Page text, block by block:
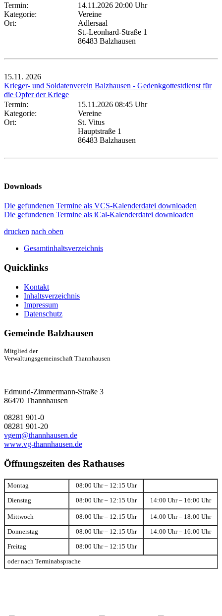
Termin:
14.11.2026 20:00 Uhr
Kategorie:
Vereine
Ort:
Adlersaal
St.-Leonhard-Straße 1
86483 Balzhausen
15.11. 2026
Krieger- und Soldatenverein Balzhausen - Gedenkgottestdienst für
die Opfer der Kriege
Termin:
15.11.2026 08:45 Uhr
Kategorie:
Vereine
Ort:
St. Vitus
Hauptstraße 1
86483 Balzhausen
Downloads
Die gefundenen Termine als VCS-Kalenderdatei downloaden
Die gefundenen Termine als iCal-Kalenderdatei downloaden
drucken nach oben
Gesamtinhaltsverzeichnis
Quicklinks
Kontakt
Inhaltsverzeichnis
Impressum
Datenschutz
Gemeinde Balzhausen
Mitglied der
Verwaltungsgemeinschaft Thannhausen
Edmund-Zimmermann-Straße 3
86470 Thannhausen
08281 901-0
08281 901-20
vgem@thannhausen.de
www.vg-thannhausen.de
Öffnungszeiten des Rathauses
Montag 08:00 Uhr – 12:15 Uhr
Dienstag 08:00 Uhr – 12:15 Uhr 14:00 Uhr – 16:00 Uhr
Mittwoch 08:00 Uhr – 12:15 Uhr 14:00 Uhr – 18:00 Uhr
Donnerstag 08:00 Uhr – 12:15 Uhr 14:00 Uhr – 16:00 Uhr
Freitag 08:00 Uhr – 12:15 Uhr
oder nach Terminabsprache